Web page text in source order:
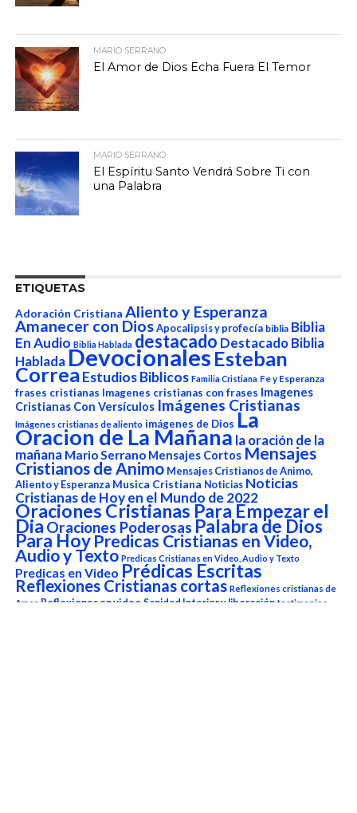
MARIO SERRANO
El Amor de Dios Echa Fuera El Temor
MARIO SERRANO
El Espíritu Santo Vendrá Sobre Ti con
una Palabra
ETIQUETAS
Adoración Cristiana Aliento y Esperanza
Amanecer con Dios Apocalipsis y profecía biblia Biblia
En Audio Biblia Hablada destacado Destacado Biblia
HabladaDevocionalesEsteban
Correa Estudios Biblicos Familia Cristiana Fe y Esperanza
frases cristianas Imagenes cristianas con frases Imagenes
Cristianas Con Versículos Imágenes Cristianas
Imágenes cristianas de aliento imágenes de Dios La
Oracion de La Mañana la oración de la
mañana Mario Serrano Mensajes Cortos Mensajes
Cristianos de Animo Mensajes Cristianos de Animo,
Aliento y Esperanza Musica Cristiana Noticias Noticias
Cristianas de Hoy en el Mundo de 2022
Oraciones Cristianas Para Empezar el
DiaOraciones Poderosas Palabra de Dios
Para Hoy Predicas Cristianas en Video,
Audio y Texto Predicas Cristianas en Video, Audio y Texto
Predicas en Video Prédicas Escritas
Reflexiones Cristianas cortas Reflexiones cristianas de
Amor Reflexiones en video Sanidad Interior y liberación testimonios